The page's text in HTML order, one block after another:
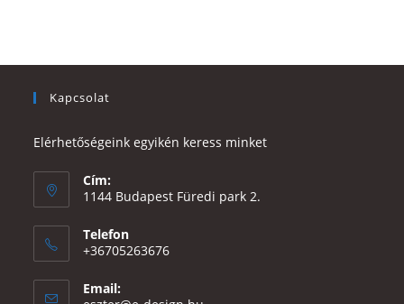
Kapcsolat
Elérhetőségeink egyikén keress minket
Cím:
1144 Budapest Füredi park 2.
Telefon
+36705263676
Email: